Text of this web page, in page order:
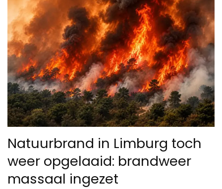
Natuurbrand in Limburg toch
weer opgelaaid: brandweer
massaal ingezet